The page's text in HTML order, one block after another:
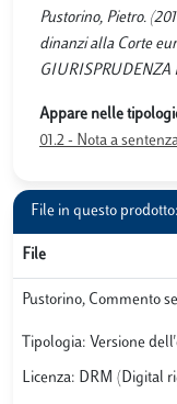
Pustorino, Pietro.
dinanzi alla Corte
GIURISPRUDENZA
Appare nelle
01.2 - Nota a
File in questo prodotto:
File
Pustorino, Commento
Tipologia: Versione
Licenza: DRM (Digital